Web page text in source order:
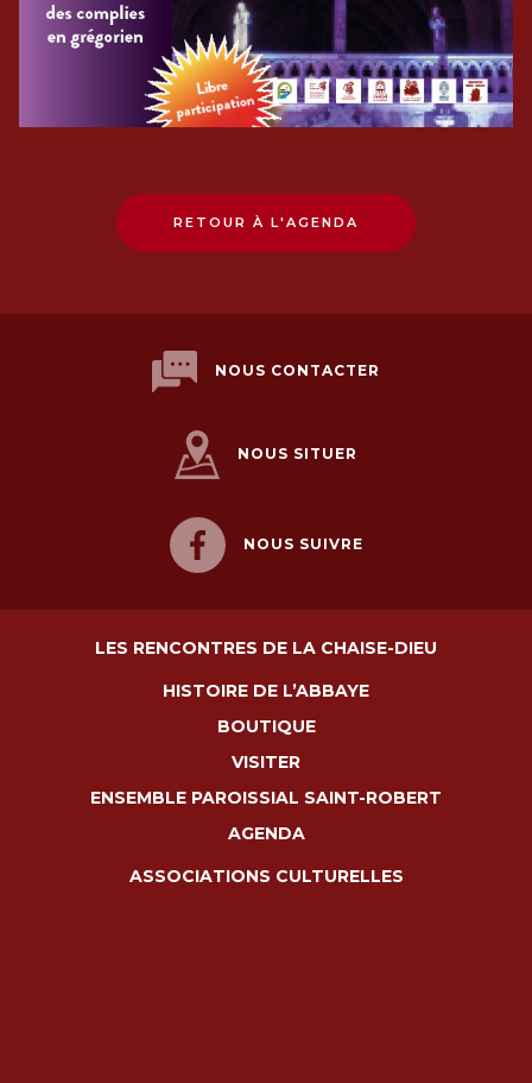
RETOUR À L'AGENDA
NOUS CONTACTER
NOUS SITUER
NOUS SUIVRE
LES RENCONTRES DE LA CHAISE-DIEU
HISTOIRE DE L’ABBAYE
BOUTIQUE
VISITER
ENSEMBLE PAROISSIAL SAINT-ROBERT
AGENDA
ASSOCIATIONS CULTURELLES